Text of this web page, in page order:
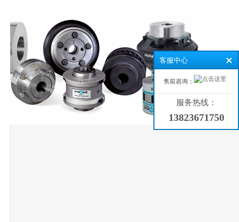
首页 登录
温馨提示
该休息了，身体可是革命的本钱啊！
客服中心
售前咨询：
服务热线：
13823671750